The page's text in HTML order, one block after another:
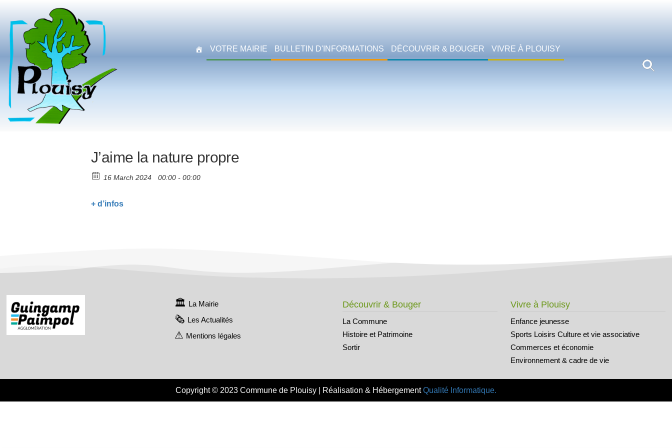
VOTRE MAIRIE BULLETIN D'INFORMATIONS DÉCOUVRIR & BOUGER VIVRE À PLOUISY
J’aime la nature propre
16 March 2024 00:00 - 00:00
+ d’infos
La Mairie
Les Actualités
Mentions légales
Découvrir & Bouger
La Commune
Histoire et Patrimoine
Sortir
Vivre à Plouisy
Enfance jeunesse
Sports Loisirs Culture et vie associative
Commerces et économie
Environnement & cadre de vie
Copyright © 2023 Commune de Plouisy | Réalisation & HébergementQualité Informatique.